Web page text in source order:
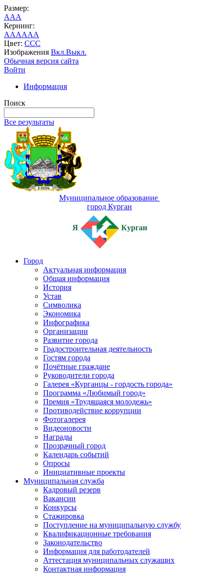
Размер:
AAA
Кернинг:
AAAAAA
Цвет: CCC
Изображения Вкл.Выкл.
Обычная версия сайта
Войти
Информация
Поиск
Все результаты
Муниципальное образование
город Курган
Я Курган
Город
Актуальная информация
Общая информация
История
Устав
Символика
Экономика
Инфографика
Организации
Развитие города
Градостроительная деятельность
Гостям города
Почётные граждане
Руководители города
Галерея «Курганцы - гордость города»
Программа «Любимый город»
Премия «Трудящаяся молодежь»
Противодействие коррупции
Фотогалерея
Видеоновости
Награды
Прозрачный город
Календарь событий
Опросы
Инициативные проекты
Муниципальная служба
Кадровый резерв
Вакансии
Конкурсы
Стажировка
Поступление на муниципальную службу
Квалификационные требования
Законодательство
Информация для работодателей
Аттестация муниципальных служащих
Контактная информация